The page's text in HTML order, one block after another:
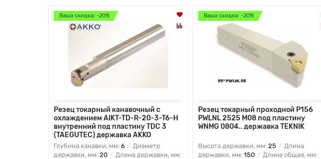
Ваша скидка: -20%
Резец токарный канавочный с
охлаждением AIKT-TD-R-20-3-T6-H
внутренний под пластину TDC 3
(TAEGUTEC) державка AKKO
Глубина канавки, мм: 6
Диаметр
державки, мм: 20
Длина державки, мм:
Ваша скидка: -20%
Резец токарный проходной P156
PWLNL 2525 M08 под пластину
WNMG 0804.. державка TEKNIK
Высота державки, мм: 25
Длина
державки, мм: 150
Длина общая, мм: